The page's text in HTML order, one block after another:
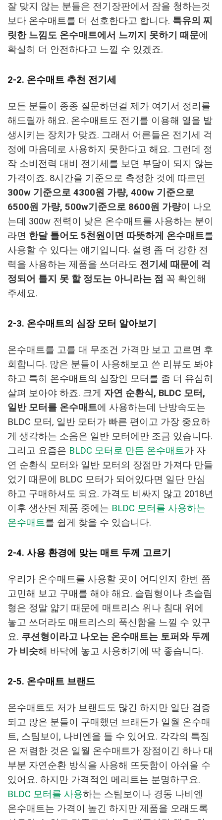
잘 맞지 않는 분들은 전기장판에서 잠을 청하는것
보다 온수매트를 더 선호한다고 합니다. 특유의 찌
릿한 느낌도 온수매트에서 느끼지 못하기 때문에
확실히 더 안전하다고 느낄 수 있겠죠.
2-2. 온수매트 추천 전기세
모든 분들이 종종 질문하던걸 제가 여기서 정리를
해드릴까 해요. 온수매트도 전기를 이용해 열을 발
생시키는 장치가 맞죠. 그래서 어른들은 전기세 걱
정에 마음데로 사용하지 못한다고 해요. 그런데 정
작 소비전력 대비 전기세를 보면 부담이 되지 않는
가격이죠. 8시간을 기준으로 측정한 것에 따르면
300w 기준으로 4300원 가량, 400w 기준으로
6500원 가량, 500w기준으로 8600원 가량이 나오
는데 300w 전력이 낮은 온수매트를 사용하는 분이
라면 한달 틀어도 5천원이면 따뜻하게 온수매트를
사용할 수 있다는 얘기입니다. 설령 좀 더 강한 전
력을 사용하는 제품을 쓰더라도 전기세 때문에 걱
정되어 틀지 못 할 정도는 아니라는 점 꼭 확인해
주세요.
2-3. 온수매트의 심장 모터 알아보기
온수매트를 고를 대 무조건 가격만 보고 고르면 후
회합니다. 많은 분들이 사용해보고 쓴 리뷰도 봐야
하고 특히 온수매트의 심장인 모터를 좀 더 유심히
살펴 보아야 하죠. 크게 자연 순환식, BLDC 모터,
일반 모터를 온수매트에 사용하는데 난방속도는
BLDC 모터, 일반 모터가 빠른 편이고 가장 중요하
게 생각하는 소음은 일반 모터에만 조금 있습니다.
그리고 요즘은 BLDC 모터로 만든 온수매트가 자
연 순환식 모터와 일반 모터의 장점만 가져다 만들
었기 때문에 BLDC 모터가 되어있다면 일단 안심
하고 구매하셔도 되요. 가격도 비싸지 않고 2018년
이후 생산된 제품 중에는 BLDC 모터를 사용하는
온수매트를 쉽게 찾을 수 있습니다.
2-4. 사용 환경에 맞는 매트 두께 고르기
우리가 온수매트를 사용할 곳이 어디인지 한번 쯤
고민해 보고 구매를 해야 해요. 슬림형이나 초슬림
형은 정말 얇기 때문에 매트리스 위나 침대 위에
놓고 쓰더라도 매트리스의 푹신함을 느낄 수 있구
요. 쿠션형이라고 나오는 온수매트는 토퍼와 두께
가 비슷해 바닥에 놓고 사용하기에 딱 좋습니다.
2-5. 온수매트 브랜드
온수매트도 저가 브랜드도 많긴 하지만 일단 검증
되고 많은 분들이 구매했던 브래든가 일월 온수매
트, 스팀보이, 나비엔을 들 수 있어요. 각각의 특징
은 저렴한 것은 일월 온수매트가 장점이긴 하나 대
부분 자연순환 방식을 사용해 뜨듯함이 아쉬울 수
있어요. 하지만 가격적인 메리트는 분명하구요.
BLDC 모터를 사용하는 스팀보이나 경동 나비엔
온수매트는 가격이 높긴 하지만 제품을 오래도록